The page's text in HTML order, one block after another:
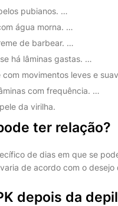
pubianos. …
água morna. …
de barbear. …
há lâminas gastas. …
com movimentos leves e
com frequência. …
da virilha.
ter relação?
de dias em que se
de acordo com o
depois da